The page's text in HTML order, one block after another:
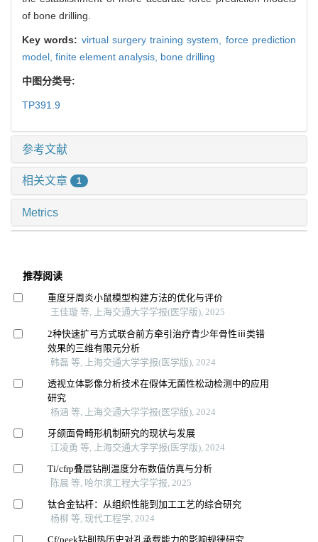
of bone drilling.
Key words: virtual surgery training system, force prediction
model, finite element analysis, bone drilling
中图分类号:
TP391.9
参考文献
相关文章 1
Metrics
推荐阅读
重度牙周炎小鼠模型构建方法的优化与评价
王佳璇 等, 上海交通大学学报(医学版), 2025
2种快速扩弓方式联合前方牵引治疗青少年骨性ⅲ类错
效果的三维有限元分析
韩磊 等, 上海交通大学学报(医学版), 2024
透视立体影像分析技术在假体无菌性松动检测中的应用
研究
杨涵 等, 上海交通大学学报(医学版), 2024
牙颌面骨畸形机制研究的现状与发展
江凌勇 等, 上海交通大学学报(医学版), 2024
Ti/cfrp叠层钻削温度分布数值仿真与分析
陈晨 等, 哈尔滨工程大学学报, 2025
钛合金钻杆：从组织性能到加工工艺的综合研究
杨柳 等, 现代工程学, 2024
Cf/peek钻削热历史对孔承载能力的影响规律研究